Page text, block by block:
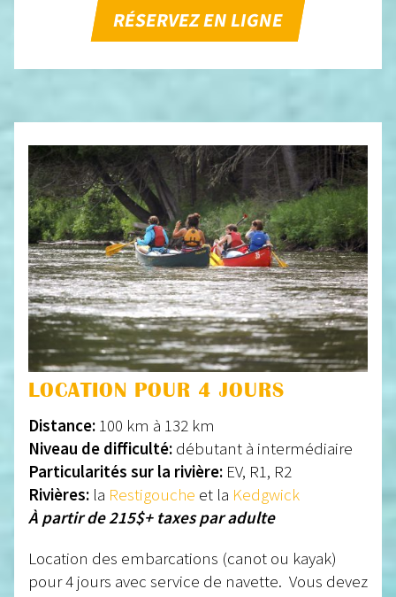
RÉSERVEZ EN LIGNE
LOCATION POUR 4 JOURS
Distance: 100 km à 132 km
Niveau de difficulté: débutant à intermédiaire
Particularités sur la rivière: EV, R1, R2
Rivières: la Restigouche et la Kedgwick
À partir de 215$+ taxes par adulte
Location des embarcations (canot ou kayak)
pour 4 jours avec service de navette. Vous devez